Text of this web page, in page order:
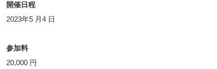
開催日程
2023年5 月4 日
参加料
20,000 円